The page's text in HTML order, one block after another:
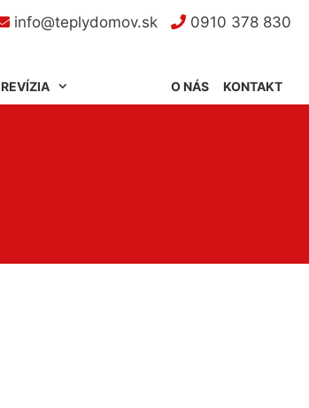
info@teplydomov.sk 0910 378 830
REVÍZIA KONTAKT
O NÁS